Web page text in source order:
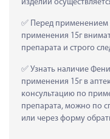
изделий
Перед
применения 15г
препарата и строго
Узнать наличие
применения 15г в
консультацию по
препарата, можно по
или через форму